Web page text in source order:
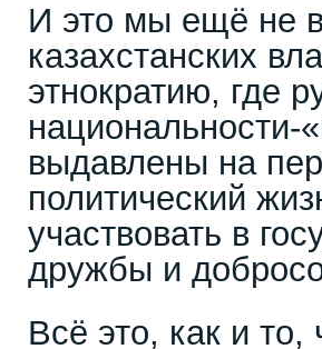
И это мы ещё не
казахстанских
этнократию, где
национальности-
выдавлены на
политический
участвовать в
дружбы и
Всё это, как и то,